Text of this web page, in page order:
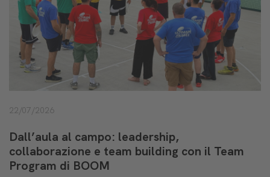
22/07/2026
Dall’aula al campo: leadership,
collaborazione e team building con il Team
Program di BOOM